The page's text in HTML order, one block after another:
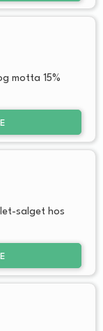
motta 15%
salget hos